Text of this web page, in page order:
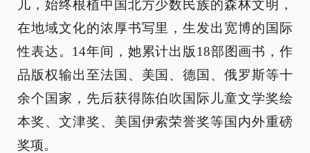
儿，始终根植中国北方少数民族的森林文明，
在地域文化的浓厚书写里，生发出宽博的国际
性表达。14年间，她累计出版18部图画书，作
品版权输出至法国、美国、德国、俄罗斯等十
余个国家，先后获得陈伯吹国际儿童文学奖绘
本奖、文津奖、美国伊索荣誉奖等国内外重磅
奖项。